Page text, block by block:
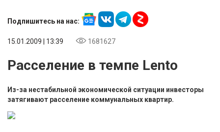
Подпишитесь на нас:
15.01.2009 | 13:39 1681627
Расселение в темпе Lento
Из-за нестабильной экономической ситуации инвесторы
затягивают расселение коммунальных квартир.